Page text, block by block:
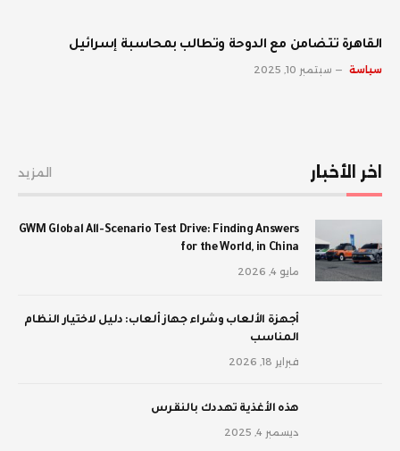
القاهرة تتضامن مع الدوحة وتطالب بمحاسبة إسرائيل
سياسة سبتمبر 10, 2025
اخر الأخبار المزيد
GWM Global All-Scenario Test Drive: Finding Answers
for the World, in China
مايو 4, 2026
أجهزة الألعاب وشراء جهاز ألعاب: دليل لاختيار النظام
المناسب
فبراير 18, 2026
‫هذه الأغذية تهددك بالنقرس
ديسمبر 4, 2025